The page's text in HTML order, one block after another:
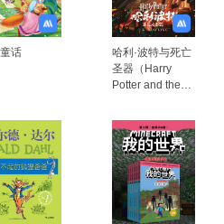
话
哈利·波特与死亡
圣器（Harry
Potter and the
Hallows）